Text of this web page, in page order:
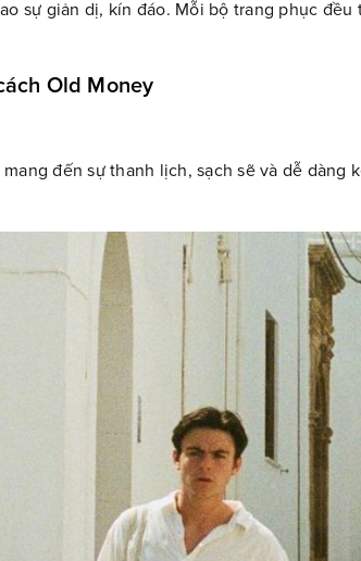
sự giản dị, kín đáo. Mỗi bộ trang phục đều
Old Money
đến sự thanh lịch, sạch sẽ và dễ dàng